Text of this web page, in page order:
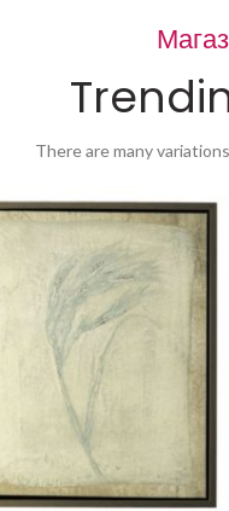
There are many